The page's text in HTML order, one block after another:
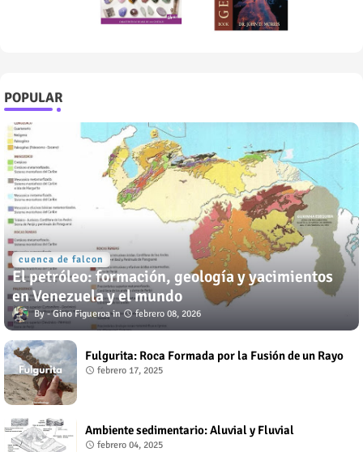
POPULAR
cuenca de falcon
El petróleo: formación, geología y yacimientos
en Venezuela y el mundo
Gino Figueroa febrero 08, 2026
Fulgurita: Roca Formada por la Fusión de un Rayo
febrero 17, 2025
Ambiente sedimentario: Aluvial y Fluvial
febrero 04, 2025